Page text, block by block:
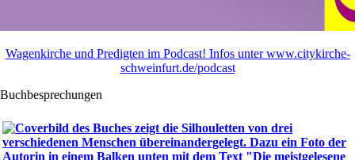
Wagenkirche und Predigten im Podcast! Infos unter www.citykirche-
schweinfurt.de/podcast
Buchbesprechungen